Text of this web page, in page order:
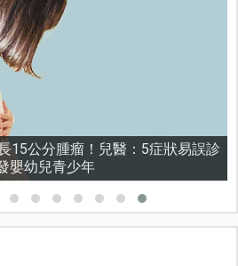
15公分腫瘤！兒醫：5症狀易誤診
嬰幼兒青少年